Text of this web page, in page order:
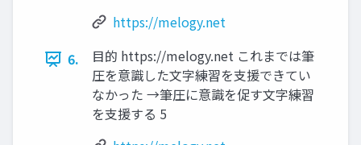
https://melogy.net
6.
目的 https://melogy.net これまでは筆
圧を意識した文字練習を支援できてい
なかった →筆圧に意識を促す文字練習
を支援する 5